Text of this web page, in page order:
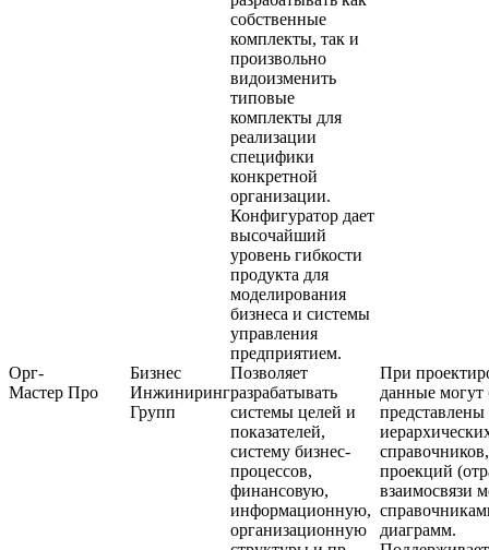
собственные
комплекты, так и
произвольно
видоизменить
типовые
комплекты для
реализации
специфики
конкретной
организации.
Конфигуратор дает
высочайший
уровень гибкости
продукта для
моделирования
бизнеса и системы
управления
предприятием.
Орг-
Мастер Про
Бизнес
Инжиниринг
Групп
Позволяет
разрабатывать
системы целей и
показателей,
систему бизнес-
процессов,
финансовую,
информационную,
организационную
При
данные могут
представлены
справочников,
проекций
взаимосвязи
диаграмм.